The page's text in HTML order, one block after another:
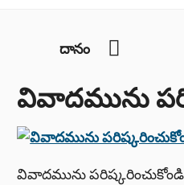
దానం
వివాదమును
వివాదమును పరిష్కరించుకోండి